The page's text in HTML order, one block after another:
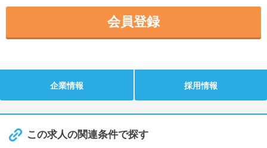
会員登録
企業情報 採用情報
この求人の関連条件で探す